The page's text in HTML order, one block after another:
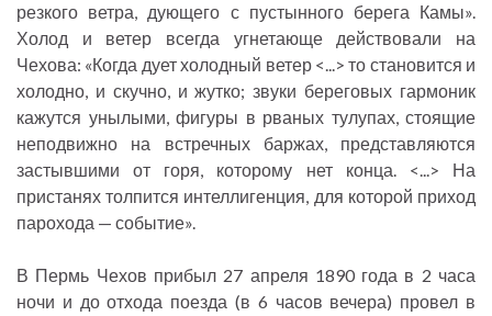
резкого ветра, дующего с пустынного берега Камы».
Холод и ветер всегда угнетающе действовали на
Чехова: «Когда дует холодный ветер <...> то становится и
холодно, и скучно, и жутко; звуки береговых гармоник
кажутся унылыми, фигуры в рваных тулупах, стоящие
неподвижно на встречных баржах, представляются
застывшими от горя, которому нет конца. <...> На
пристанях толпится интеллигенция, для которой приход
парохода — событие».
В Пермь Чехов прибыл 27 апреля 1890 года в 2 часа
ночи и до отхода поезда (в 6 часов вечера) провел в